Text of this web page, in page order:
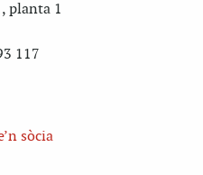
planta 1
117
sòcia